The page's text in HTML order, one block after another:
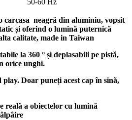
50-60 Hz
carcasa neagră din aluminiu, vopsit
și oferind o lumină puternică
calitate, made in Taiwan
la 360 ° și deplasabili pe pistă,
orice unghi.
Doar puneți acest cap în sină,
reală a obiectelor cu lumină